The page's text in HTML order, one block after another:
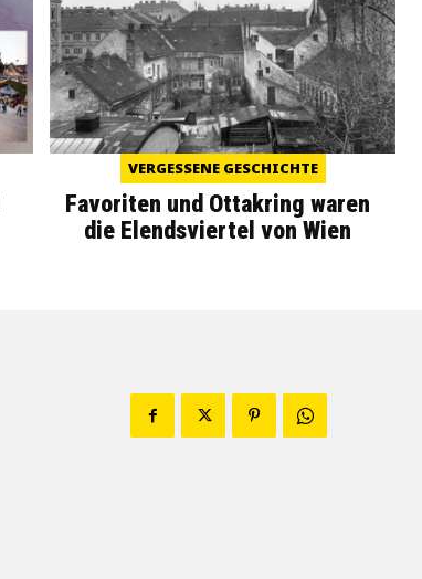
VERGESSENE GESCHICHTE
Favoriten und Ottakring waren
die Elendsviertel von Wien